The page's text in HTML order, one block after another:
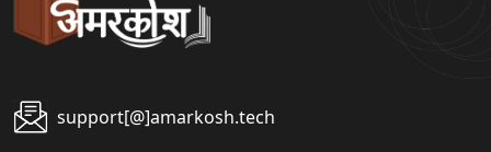
support[@]amarkosh.tech